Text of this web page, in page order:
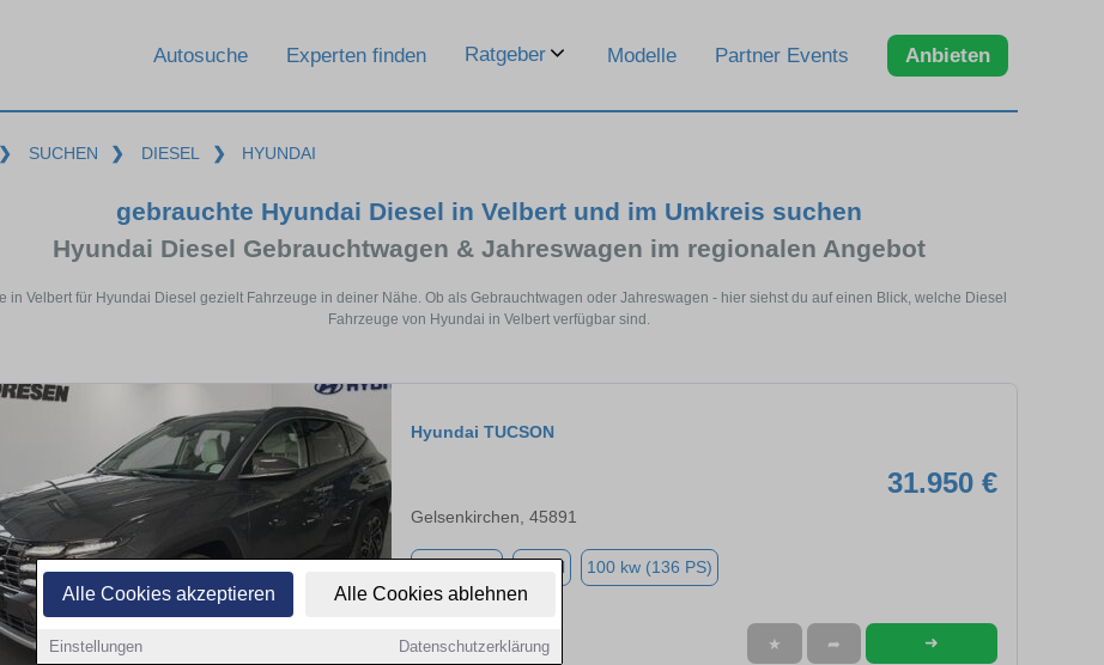
Alle Cookies akzeptieren Alle Cookies ablehnen
Einstellungen Datenschutzerklärung
Autosuche Experten finden Ratgeber Modelle Partner Events Anbieten
❯ SUCHEN ❯ DIESEL ❯ HYUNDAI
gebrauchte Hyundai Diesel in Velbert und im Umkreis suchen
Hyundai Diesel Gebrauchtwagen & Jahreswagen im regionalen Angebot
in Velbert für Hyundai Diesel gezielt Fahrzeuge in deiner Nähe. Ob als Gebrauchtwagen oder Jahreswagen - hier siehst du auf einen Blick, welche Diesel
Fahrzeuge von Hyundai in Velbert verfügbar sind.
Hyundai TUCSON
31.950 €
Gelsenkirchen, 45891
Diesel 100 kw (136 PS)
★ ➦ ➜